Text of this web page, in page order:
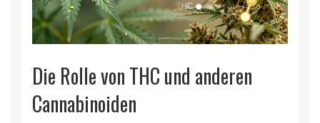
Die Rolle von THC und anderen
Cannabinoiden